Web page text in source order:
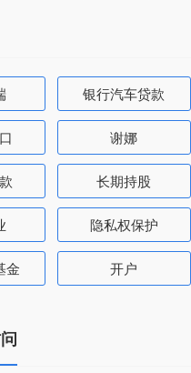
银行汽车贷款
谢娜
长期持股
隐私权保护
金 开户